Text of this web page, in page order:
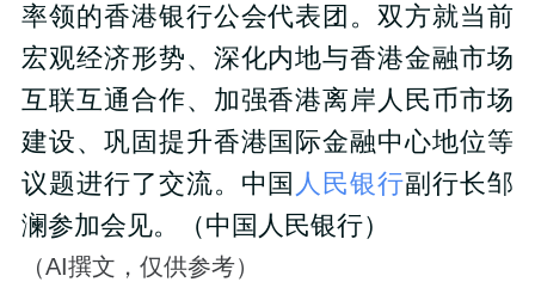
率领的香港银行公会代表团。双方就当前
宏观经济形势、深化内地与香港金融市场
互联互通合作、加强香港离岸人民币市场
建设、巩固提升香港国际金融中心地位等
议题进行了交流。中国 人民银行副行长邹
澜参加会见。（中国人民银行）
（AI撰文，仅供参考）